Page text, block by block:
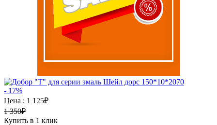
- 17%
Цена : 1 125₽
1 350₽
Купить в 1 клик